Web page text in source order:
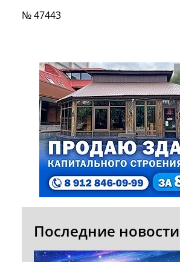
№ 47443
Последние новости